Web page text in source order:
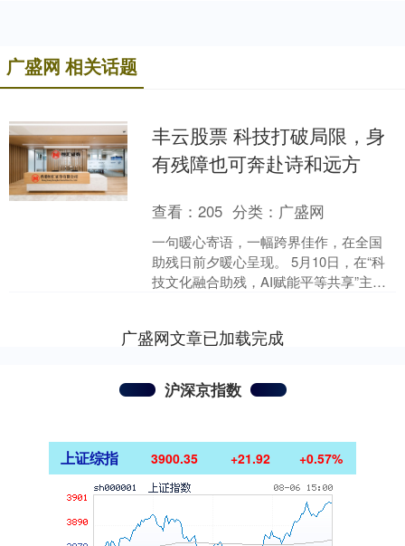
广盛网 相关话题
丰云股票 科技打破局限，身
有残障也可奔赴诗和远方
查看：205 分类： 广盛网
一句暖心寄语，一幅跨界佳作，在全国
助残日前夕暖心呈现。 5月10日，在“科
技文化融合助残，AI赋能平等共享”主题
广盛网文章已加载完成
沪深京指数
上证综指 3900.35 +21.92 +0.57%